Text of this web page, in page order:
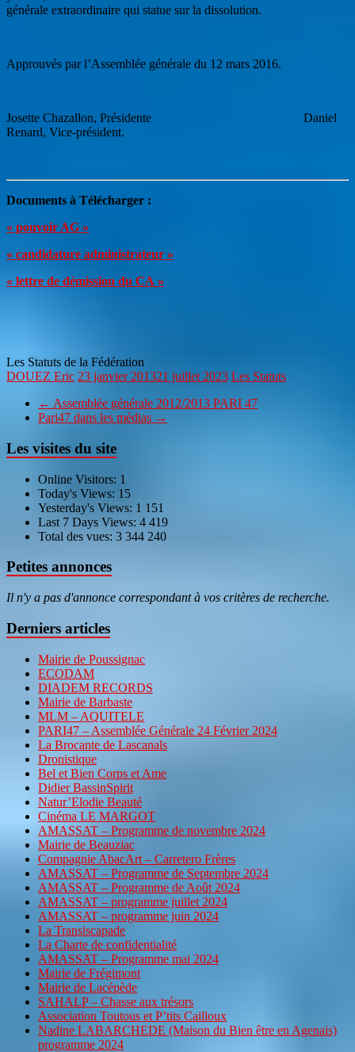
générale extraordinaire qui statue sur la dissolution.
Approuvés par l’Assemblée générale du 12 mars 2016.
Josette Chazallon, Présidente Daniel
Renard, Vice-président.
Documents à Télécharger :
« pouvoir AG »
« candidature administrateur »
« lettre de démission du CA »
Les Statuts de la Fédération
DOUEZ Eric 23 janvier 201321 juillet 2023 Les Statuts
← Assemblée générale 2012/2013 PARI 47
Pari47 dans les médias →
Les visites du site
Online Visitors: 1
Today's Views: 15
Yesterday's Views: 1 151
Last 7 Days Views: 4 419
Total des vues: 3 344 240
Petites annonces
Il n'y a pas d'annonce correspondant à vos critères de recherche.
Derniers articles
Mairie de Poussignac
ECODAM
DIADEM RECORDS
Mairie de Barbaste
MLM – AQUITELE
PARI47 – Assemblée Générale 24 Février 2024
La Brocante de Lascanals
Dronistique
Bel et Bien Corps et Ame
Didier BassinSpirit
Natur’Elodie Beauté
Cinéma LE MARGOT
AMASSAT – Programme de novembre 2024
Mairie de Beauziac
Compagnie AbacArt – Carretero Frères
AMASSAT – Programme de Septembre 2024
AMASSAT – Programme de Août 2024
AMASSAT – programme juillet 2024
AMASSAT – programme juin 2024
La Transiscapade
La Charte de confidentialité
AMASSAT – Programme mai 2024
Mairie de Frégimont
Mairie de Lacépède
SAHALP – Chasse aux trésors
Association Toutous et P’tits Cailloux
Nadine LABARCHEDE (Maison du Bien être en Agenais)
programme 2024